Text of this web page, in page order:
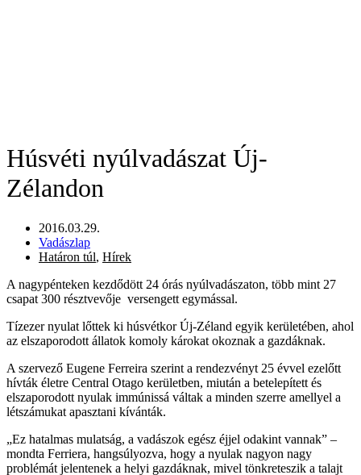
Húsvéti nyúlvadászat Új-
Zélandon
2016.03.29.
Vadászlap
Határon túl, Hírek
A nagypénteken kezdődött 24 órás nyúlvadászaton, több mint 27
csapat 300 résztvevője versengett egymással.
Tízezer nyulat lőttek ki húsvétkor Új-Zéland egyik kerületében, ahol
az elszaporodott állatok komoly károkat okoznak a gazdáknak.
A szervező Eugene Ferreira szerint a rendezvényt 25 évvel ezelőtt
hívták életre Central Otago kerületben, miután a betelepített és
elszaporodott nyulak immúnissá váltak a minden szerre amellyel a
létszámukat apasztani kívánták.
„Ez hatalmas mulatság, a vadászok egész éjjel odakint vannak” –
mondta Ferriera, hangsúlyozva, hogy a nyulak nagyon nagy
problémát jelentenek a helyi gazdáknak, mivel tönkreteszik a talajt